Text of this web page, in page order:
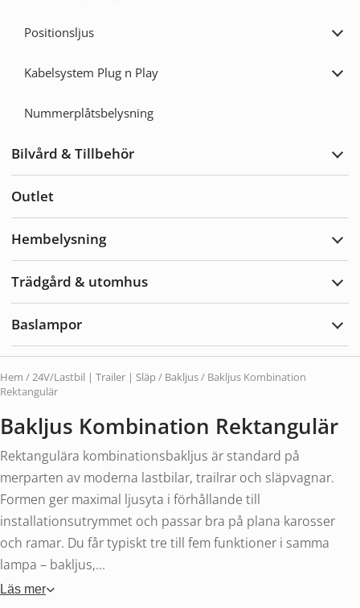
Positionsljus
Kabelsystem Plug n Play
Nummerplåtsbelysning
Bilvård & Tillbehör
Outlet
Hembelysning
Trädgård & utomhus
Baslampor
Hem /24V/Lastbil | Trailer | Släp/ Bakljus/ Bakljus Kombination
Rektangulär
Bakljus Kombination Rektangulär
Rektangulära kombinationsbakljus är standard på
merparten av moderna lastbilar, trailrar och släpvagnar.
Formen ger maximal ljusyta i förhållande till
installationsutrymmet och passar bra på plana karosser
och ramar. Du får typiskt tre till fem funktioner i samma
lampa – bakljus,...
Läs mer